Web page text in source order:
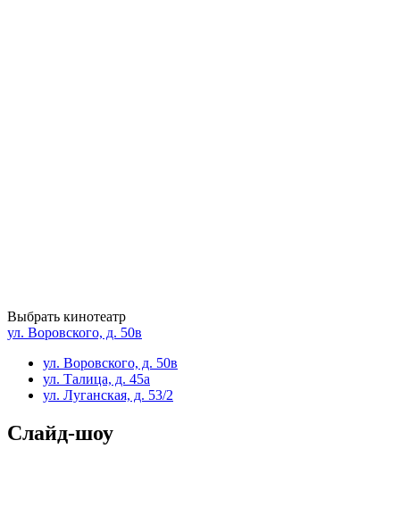
Выбрать кинотеатр
ул. Воровского, д. 50в
ул. Воровского, д. 50в
ул. Талица, д. 45а
ул. Луганская, д. 53/2
Слайд-шоу